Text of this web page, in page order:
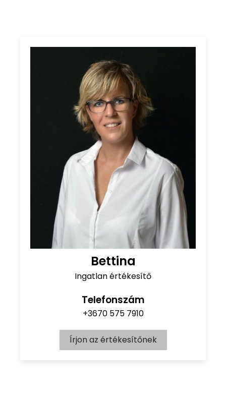
Bettina
Ingatlan értékesítő
Telefonszám
+3670 575 7910
Írjon az értékesítőnek